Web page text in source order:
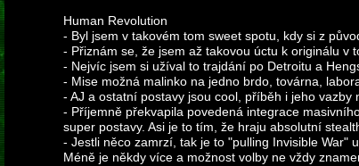
Human Revolution
- Byl jsem v takovém tom sweet spotu, kdy si z
- Přiznám se, že jsem až takovou úctu k originálu v
- Nejvíc jsem si užíval to trajdání po Detroitu a
- Mise možná malinko na jedno brdo, továrna,
- AJ a ostatní postavy jsou cool, příběh i jeho vazby
- Příjemně překvapila povedená integrace
super postavy. Asi je to tím, že hraju absolutní
- Jestli něco zamrzí, tak je to "pulling Invisible
Méně je někdy více a možnost volby ne vždy